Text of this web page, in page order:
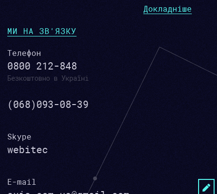
Докладніше
МИ НА ЗВ'ЯЗКУ
Телефон
0800 212-848
Безкоштовно в Україні
(068)093-08-39
Skype
webitec
E-mail